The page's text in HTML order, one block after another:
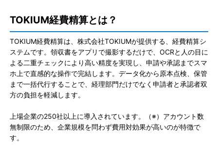
TOKIUM経費精算とは？
TOKIUM経費精算は、株式会社TOKIUMが提供する、経費精算シ
ステムです。領収書をアプリで撮影するだけで、OCRと人の目に
よる二重チェックにより高い精度を実現し、申請や承認までスマ
ホ上で直感的な操作で完結します。データ化から原本点検、保管
まで一括代行することで、経理部門だけでなく申請者と承認者双
方の負担を軽減します。
上場企業の250社以上に導入されています。（※） アカウント数
無制限のため、企業規模を問わず費用対効果が高いのが特徴で
す。